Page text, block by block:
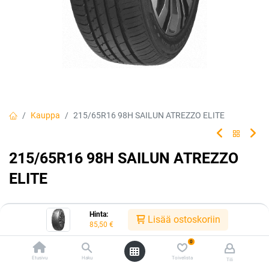
Hinta:
85,50 € Lisää ostoskoriin
Etusivu Haku
0
Toivelista Tili
Kauppa 215/65R16 98H SAILUN ATREZZO ELITE
215/65R16 98H SAILUN ATREZZO
ELITE
8848116037136 Tuotekoodi: 328495
85,50€